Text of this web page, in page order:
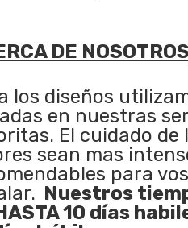
DE NOSOTROS
los diseños
en nuestras
El cuidado de
sean mas
para
Nuestros
10 días